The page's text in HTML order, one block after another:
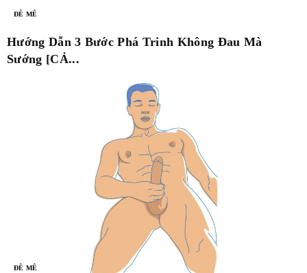
ĐÊ MÊ
Hướng Dẫn 3 Bước Phá Trinh Không Đau Mà
Sướng [CẢ...
ĐÊ MÊ